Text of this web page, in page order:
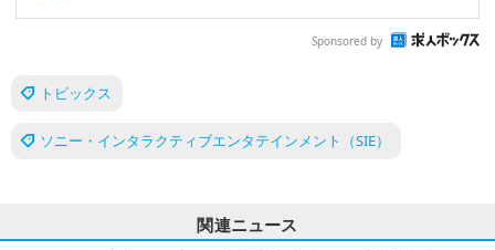
Sponsored by
トピックス
ソニー・インタラクティブエンタテインメント（SIE）
関連ニュース